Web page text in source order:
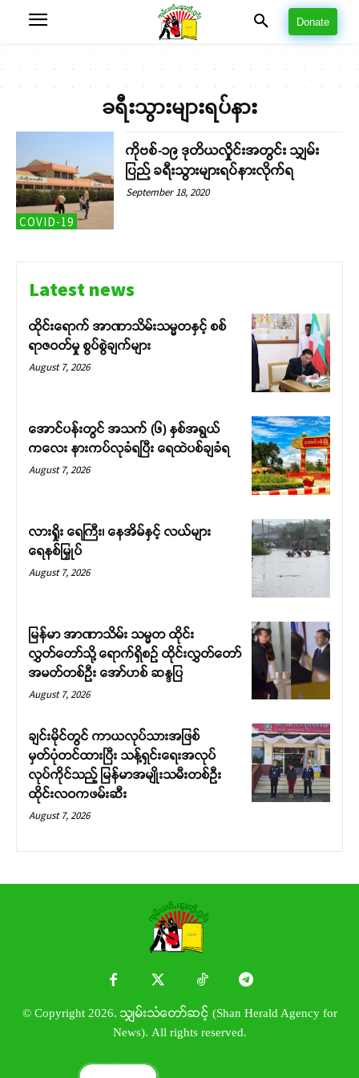
Donate
ခရီးသွားများရပ်နား
COVID-19
ကိုဗစ်-၁၉ ဒုတိယလှိုင်းအတွင်း သျှမ်း
ပြည် ခရီးသွားများရပ်နားလိုက်ရ
September 18, 2020
Latest news
ထိုင်းရောက် အာဏာသိမ်းသမ္မတနှင့် စစ်
ရာဇဝတ်မှု စွပ်စွဲချက်များ
August 7, 2026
အောင်ပန်းတွင် အသက် (၆) နှစ်အရွယ်
ကလေး နားကပ်လုခံရပြီး ရေထဲပစ်ချခံရ
August 7, 2026
လားရှိုး ရေကြီး၊ နေအိမ်နှင့် လယ်များ
ရေနစ်မြှုပ်
August 7, 2026
မြန်မာ အာဏာသိမ်း သမ္မတ ထိုင်း
လွှတ်တော်သို့ ရောက်ရှိစဉ် ထိုင်းလွှတ်တော်
အမတ်တစ်ဦး အော်ဟစ် ဆန္ဒပြ
August 7, 2026
ချင်းမိုင်တွင် ကာယလုပ်သားအဖြစ်
မှတ်ပုံတင်ထားပြီး သန့်ရှင်းရေးအလုပ်
လုပ်ကိုင်သည့် မြန်မာအမျိုးသမီးတစ်ဦး
ထိုင်းလဝကဖမ်းဆီး
August 7, 2026
© Copyright 2026. သျှမ်းသံတော်ဆင့် (Shan Herald Agency for
News). All rights reserved.